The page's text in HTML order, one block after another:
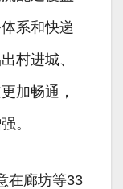
系和快递
村进城、
加畅通，
。
在廊坊等33